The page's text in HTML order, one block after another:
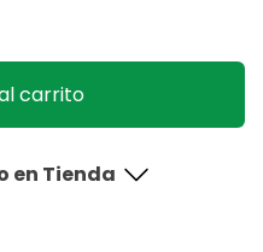
carrito
en Tienda